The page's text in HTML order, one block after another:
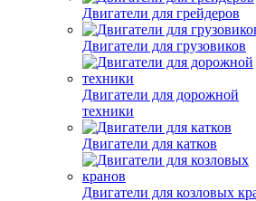
Двигатели для грейдеров
Двигатели для грузовиков
Двигатели для дорожной
техники
Двигатели для катков
Двигатели для козловых